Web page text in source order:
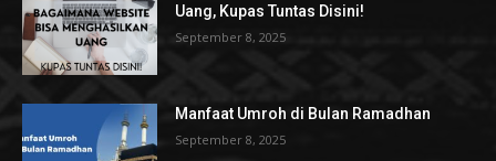
Uang, Kupas Tuntas Disini!
September 8, 2025
Manfaat Umroh di Bulan Ramadhan
September 8, 2025